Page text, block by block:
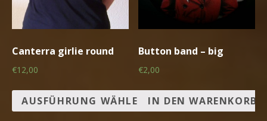
Canterra girlie round
€12,00
AUSFÜHRUNG WÄHLEN
Button band – big
€2,00
IN DEN WARENKORB